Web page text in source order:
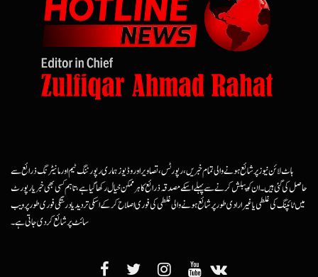
ہاٹ لائن نیوز پر شائع ہونے والی تمام خبریں، رپورٹس، تصاویر اور وڈیوز ہماری رپورٹنگ ٹیم اور مانیٹرنگ ذرائع سے
حاصل کی گئی ہیں۔ ان کو پبلش کرنے سے پہلے اسکے مصدقہ ذرائع کا ہرممکن خیال رکھا گیا ہے، تاہم کسی بھی خبر یا رپورٹ
میں ٹائپنگ کی غلطی یا غیرارادی طور پر شائع ہونے والی غلطی کی فوری اصلاح کرکے اسکی تردید یا درستگی فوری طور پر ویب
سائٹ پر شائع کردی جاتی ہے۔